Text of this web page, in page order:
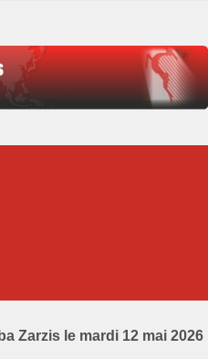
Zarzis le mardi 12 mai 2026